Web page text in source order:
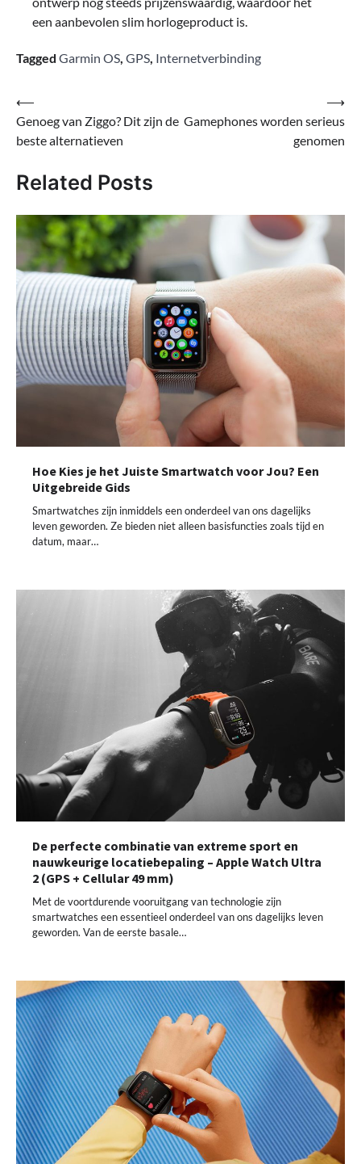
een aanbevolen slim horlogeproduct is.
Tagged Garmin OS GPS Internetverbinding
Bericht
navigatie
⟵
Genoeg van Ziggo? Dit zijn de
beste alternatieven
Gamephones worden serieus
genomen
⟶
Related Posts
Hoe Kies je het Juiste Smartwatch voor Jou? Een
Uitgebreide Gids
Smartwatches zijn inmiddels een onderdeel van ons dagelijks
leven geworden. Ze bieden niet alleen basisfuncties zoals tijd en
datum, maar…
De perfecte combinatie van extreme sport en
nauwkeurige locatiebepaling – Apple Watch Ultra
2 (GPS + Cellular 49 mm)
Met de voortdurende vooruitgang van technologie zijn
smartwatches een essentieel onderdeel van ons dagelijks leven
geworden. Van de eerste basale…